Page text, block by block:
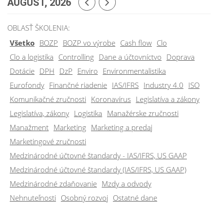
AUGUST, 2026
OBLASŤ ŠKOLENIA:
Všetko BOZP BOZP vo výrobe Cash flow Clo
Clo a logistika Controlling Dane a účtovníctvo Doprava
Dotácie DPH DzP Enviro Environmentalistika
Eurofondy Finančné riadenie IAS/IFRS Industry 4.0 ISO
Komunikačné zručnosti Koronavírus Legislatíva a zákony
Legislatíva, zákony Logistika Manažérske zručnosti
Manažment Marketing Marketing a predaj
Marketingové zručnosti
Medzinárodné účtovné štandardy - IAS/IFRS, US GAAP
Medzinárodné účtovné štandardy (IAS/IFRS, US GAAP)
Medzinárodné zdaňovanie Mzdy a odvody
Nehnuteľnosti Osobný rozvoj Ostatné dane